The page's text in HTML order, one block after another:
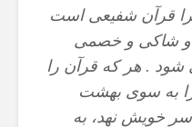
قرآن شفيعى است
و شاكى و خصمى
. هر كه قرآن را
را به سوى بهشت
خويش نهد، به